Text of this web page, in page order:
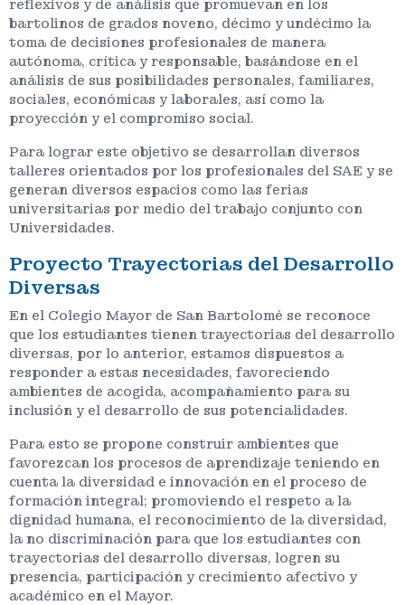
reflexivos y de análisis que promuevan en los
bartolinos de grados noveno, décimo y undécimo la
toma de decisiones profesionales de manera
autónoma, crítica y responsable, basándose en el
análisis de sus posibilidades personales, familiares,
sociales, económicas y laborales, así como la
proyección y el compromiso social.
Para lograr este objetivo se desarrollan diversos
talleres orientados por los profesionales del SAE y se
generan diversos espacios como las ferias
universitarias por medio del trabajo conjunto con
Universidades.
Proyecto Trayectorias del Desarrollo
Diversas
En el Colegio Mayor de San Bartolomé se reconoce
que los estudiantes tienen trayectorias del desarrollo
diversas, por lo anterior, estamos dispuestos a
responder a estas necesidades, favoreciendo
ambientes de acogida, acompañamiento para su
inclusión y el desarrollo de sus potencialidades.
Para esto se propone construir ambientes que
favorezcan los procesos de aprendizaje teniendo en
cuenta la diversidad e innovación en el proceso de
formación integral; promoviendo el respeto a la
dignidad humana, el reconocimiento de la diversidad,
la no discriminación para que los estudiantes con
trayectorias del desarrollo diversas, logren su
presencia, participación y crecimiento afectivo y
académico en el Mayor.